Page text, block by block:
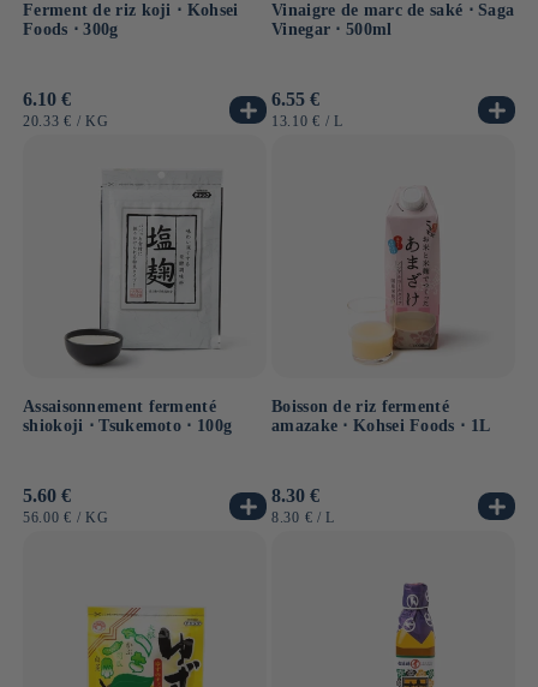
Ferment de riz koji ⋅ Kohsei
Foods ⋅ 300g
Prix
habituel
6.10 €
PRIX
20.33 € / PAR
KG
Vinaigre de marc de saké ⋅ Saga
Vinegar ⋅ 500ml
Prix
habituel
6.55 €
PRIX
13.10 € / PAR
L
Assaisonnement fermenté
shiokoji ⋅ Tsukemoto ⋅ 100g
Prix
habituel
5.60 €
PRIX
56.00 € / PAR
KG
Boisson de riz fermenté
amazake ⋅ Kohsei Foods ⋅ 1L
Prix
habituel
8.30 €
PRIX
8.30 € / PAR
L